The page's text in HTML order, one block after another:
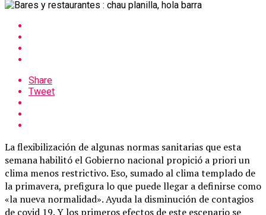
Share
Tweet
La flexibilización de algunas normas sanitarias que esta
semana habilitó el Gobierno nacional propició a priori un
clima menos restrictivo. Eso, sumado al clima templado de
la primavera, prefigura lo que puede llegar a definirse como
«la nueva normalidad». Ayuda la disminución de contagios
de covid 19. Y los primeros efectos de este escenario se